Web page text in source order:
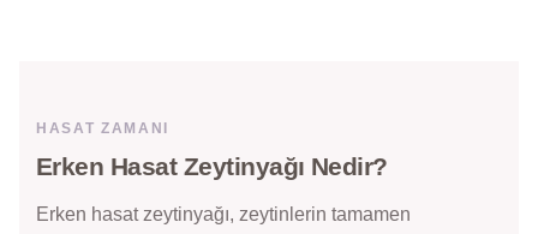
HASAT ZAMANI
Erken Hasat Zeytinyağı Nedir?
Erken hasat zeytinyağı, zeytinlerin tamamen